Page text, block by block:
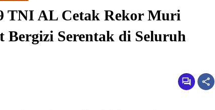
TNI AL Cetak Rekor Muri
Bergizi Serentak di Seluruh